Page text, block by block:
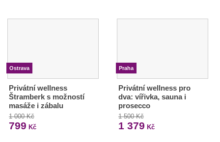
Ostrava
Privátní wellness
Štramberk s možností
masáže i zábalu
1 000 Kč
799 Kč
Praha
Privátní wellness pro
dva: vířivka, sauna i
prosecco
1 500 Kč
1 379 Kč